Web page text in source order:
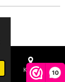
10
Kaart